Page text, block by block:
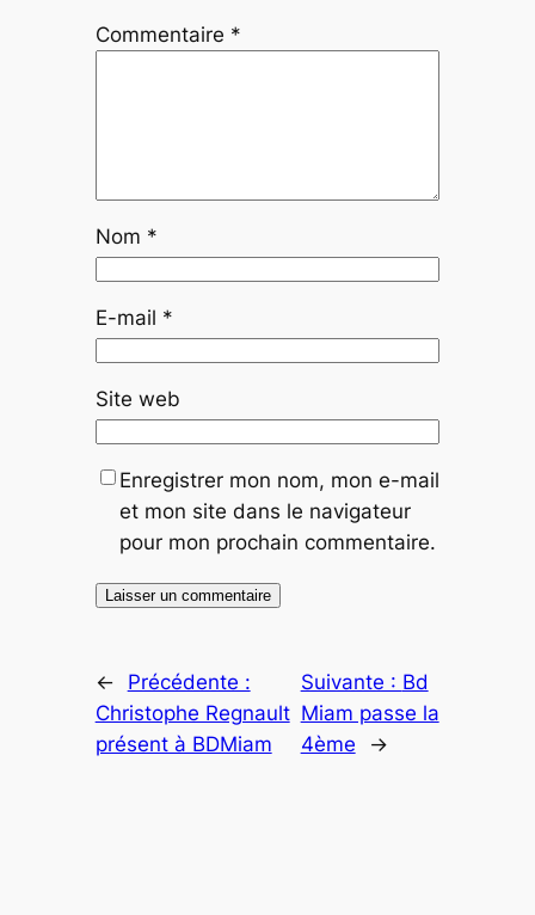
Commentaire *
Nom *
E-mail *
Site web
Enregistrer mon nom, mon e-mail
et mon site dans le navigateur
pour mon prochain commentaire.
←
Précédente :
Christophe Regnault
présent à BDMiam
Suivante : Bd
Miam passe la
4ème
→